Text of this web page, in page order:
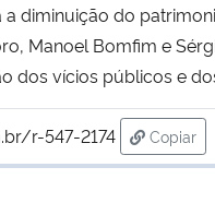
diminuição do
Manoel Bomfim e
dos vícios públicos e
r-547-2174
Copiar
para